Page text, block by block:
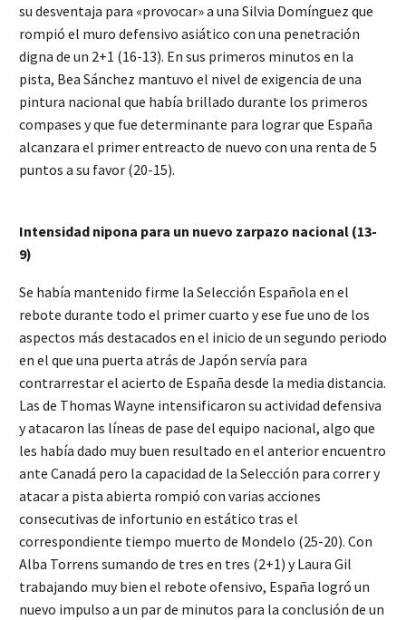
su desventaja para «provocar» a una Silvia Domínguez que
rompió el muro defensivo asiático con una penetración
digna de un 2+1 (16-13). En sus primeros minutos en la
pista, Bea Sánchez mantuvo el nivel de exigencia de una
pintura nacional que había brillado durante los primeros
compases y que fue determinante para lograr que España
alcanzara el primer entreacto de nuevo con una renta de 5
puntos a su favor (20-15).
Intensidad nipona para un nuevo zarpazo nacional (13-
9)
Se había mantenido firme la Selección Española en el
rebote durante todo el primer cuarto y ese fue uno de los
aspectos más destacados en el inicio de un segundo periodo
en el que una puerta atrás de Japón servía para
contrarrestar el acierto de España desde la media distancia.
Las de Thomas Wayne intensificaron su actividad defensiva
y atacaron las líneas de pase del equipo nacional, algo que
les había dado muy buen resultado en el anterior encuentro
ante Canadá pero la capacidad de la Selección para correr y
atacar a pista abierta rompió con varias acciones
consecutivas de infortunio en estático tras el
correspondiente tiempo muerto de Mondelo (25-20). Con
Alba Torrens sumando de tres en tres (2+1) y Laura Gil
trabajando muy bien el rebote ofensivo, España logró un
nuevo impulso a un par de minutos para la conclusión de un